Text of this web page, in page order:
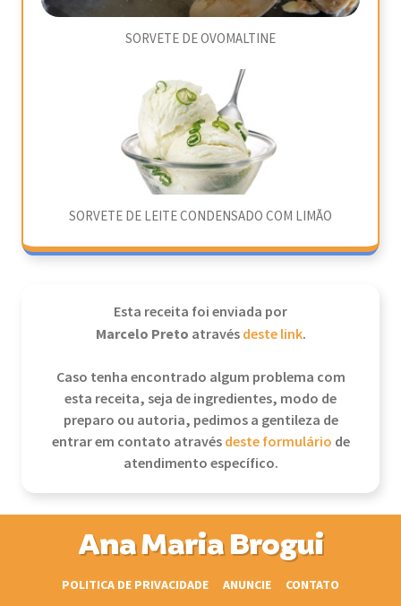
SORVETE DE OVOMALTINE
SORVETE DE LEITE CONDENSADO COM LIMÃO
Esta receita foi enviada por
Marcelo Preto atravésdeste link.
Caso tenha encontrado algum problema com
esta receita, seja de ingredientes, modo de
preparo ou autoria, pedimos a gentileza de
entrar em contato atravésdeste formulário de
atendimento específico.
Ana Maria Brogui
POLITICA DE PRIVACIDADE ANUNCIE CONTATO